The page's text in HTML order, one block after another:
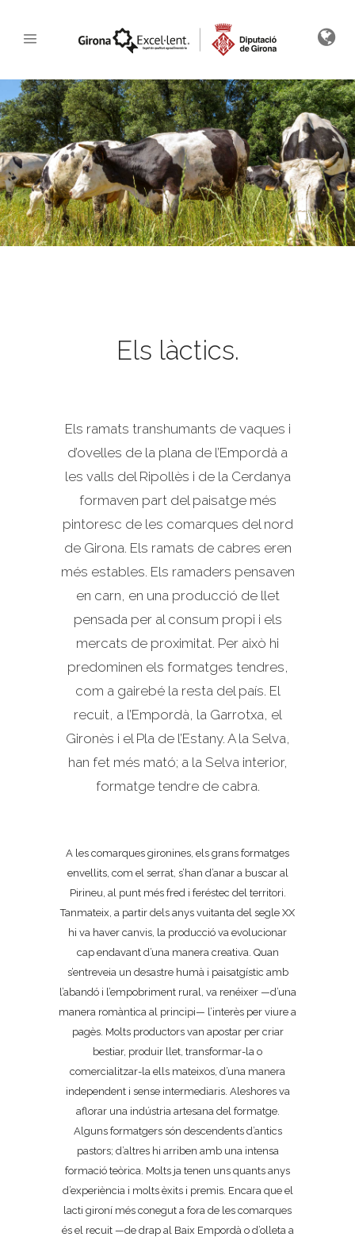
Els làctics.
Els ramats transhumants de vaques i
d’ovelles de la plana de l’Empordà a
les valls del Ripollès i de la Cerdanya
formaven part del paisatge més
pintoresc de les comarques del nord
de Girona. Els ramats de cabres eren
més estables. Els ramaders pensaven
en carn, en una producció de llet
pensada per al consum propi i els
mercats de proximitat. Per això hi
predominen els formatges tendres,
com a gairebé la resta del país. El
recuit, a l’Empordà, la Garrotxa, el
Gironès i el Pla de l’Estany. A la Selva,
han fet més mató; a la Selva interior,
formatge tendre de cabra.
A les comarques gironines, els grans formatges
envellits, com el serrat, s’han d’anar a buscar al
Pirineu, al punt més fred i feréstec del territori.
Tanmateix, a partir dels anys vuitanta del segle XX
hi va haver canvis, la producció va evolucionar
cap endavant d’una manera creativa. Quan
s’entreveia un desastre humà i paisatgístic amb
l’abandó i l’empobriment rural, va renéixer —d’una
manera romàntica al principi— l’interès per viure a
pagès. Molts productors van apostar per criar
bestiar, produir llet, transformar-la o
comercialitzar-la ells mateixos, d’una manera
independent i sense intermediaris. Aleshores va
aflorar una indústria artesana del formatge.
Alguns formatgers són descendents d’antics
pastors; d’altres hi arriben amb una intensa
formació teòrica. Molts ja tenen uns quants anys
d’experiència i molts èxits i premis. Encara que el
lacti gironí més conegut a fora de les comarques
és el recuit —de drap al Baix Empordà o d’olleta a